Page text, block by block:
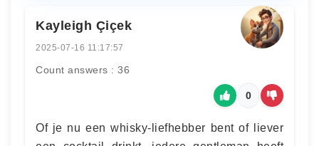
Kayleigh Çiçek
2025-07-16 11:17:57
Count answers : 36
0
Of je nu een whisky-liefhebber bent of liever